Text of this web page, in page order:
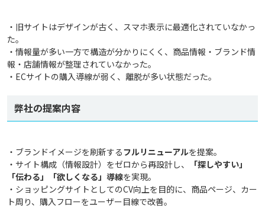
・旧サイトはデザインが古く、スマホ表示に最適化されていなかっ
た。
・情報量が多い一方で構造が分かりにくく、商品情報・ブランド情
報・店舗情報が整理されていなかった。
・ECサイトの購入導線が弱く、離脱が多い状態だった。
弊社の提案内容
・ブランドイメージを刷新するフルリニューアルを提案。
・サイト構成（情報設計）をゼロから再設計し、
「探しやすい」
「伝わる」「欲しくなる」導線を実現。
・ショッピングサイトとしてのCV向上を目的に、商品ページ、カー
ト周り、購入フローをユーザー目線で改善。